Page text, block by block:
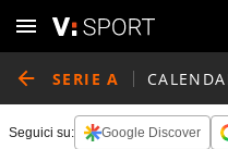
SERIE A
Seguici su: Google Discover